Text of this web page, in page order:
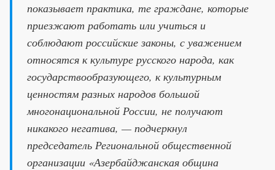
показывает практика, те граждане, которые
приезжают работать или учиться и
соблюдают российские законы, с уважением
относятся к культуре русского народа, как
государствообразующего, к культурным
ценностям разных народов большой
многонациональной России, не получают
никакого негатива, — подчеркнул
председатель Региональной общественной
организации «Азербайджанская община